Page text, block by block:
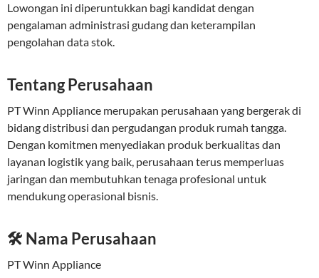
Lowongan ini diperuntukkan bagi kandidat dengan
pengalaman administrasi gudang dan keterampilan
pengolahan data stok.
Tentang Perusahaan
PT Winn Appliance merupakan perusahaan yang bergerak di
bidang distribusi dan pergudangan produk rumah tangga.
Dengan komitmen menyediakan produk berkualitas dan
layanan logistik yang baik, perusahaan terus memperluas
jaringan dan membutuhkan tenaga profesional untuk
mendukung operasional bisnis.
🛠 Nama Perusahaan
PT Winn Appliance